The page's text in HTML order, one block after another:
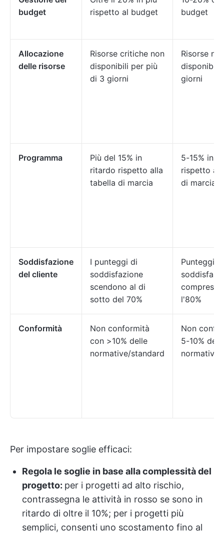
budget
rispetto al budget
budget
Allocazione
delle risorse
Risorse critiche non
disponibili per più
di 3 giorni
Risorse
disponibili
giorni
Programma
Più del 15% in
ritardo rispetto alla
tabella di marcia
5-15% in
rispetto
di marcia
Soddisfazione
del cliente
I punteggi di
soddisfazione
scendono al di
sotto del 70%
Punteggi di
compresi
l'80%
Conformità
Non conformità
con >10% delle
normative/standard
Non
5-10%
Per impostare soglie efficaci:
Regola le soglie in base alla complessità del
progetto: per i progetti ad alto rischio,
contrassegna le attività in rosso se sono in
ritardo di oltre il 10%; per i progetti più
semplici, consenti uno scostamento fino al